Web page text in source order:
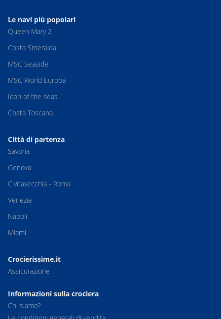
Le navi più popolari
Queen Mary 2
Costa Smeralda
MSC Seaside
MSC World Europa
Icon of the seas
Costa Toscana
Città di partenza
Savona
Genova
Civitavecchia - Roma
Venezia
Napoli
Miami
Crocierissime.it
Assicurazione
Informazioni sulla crociera
Chi siamo?